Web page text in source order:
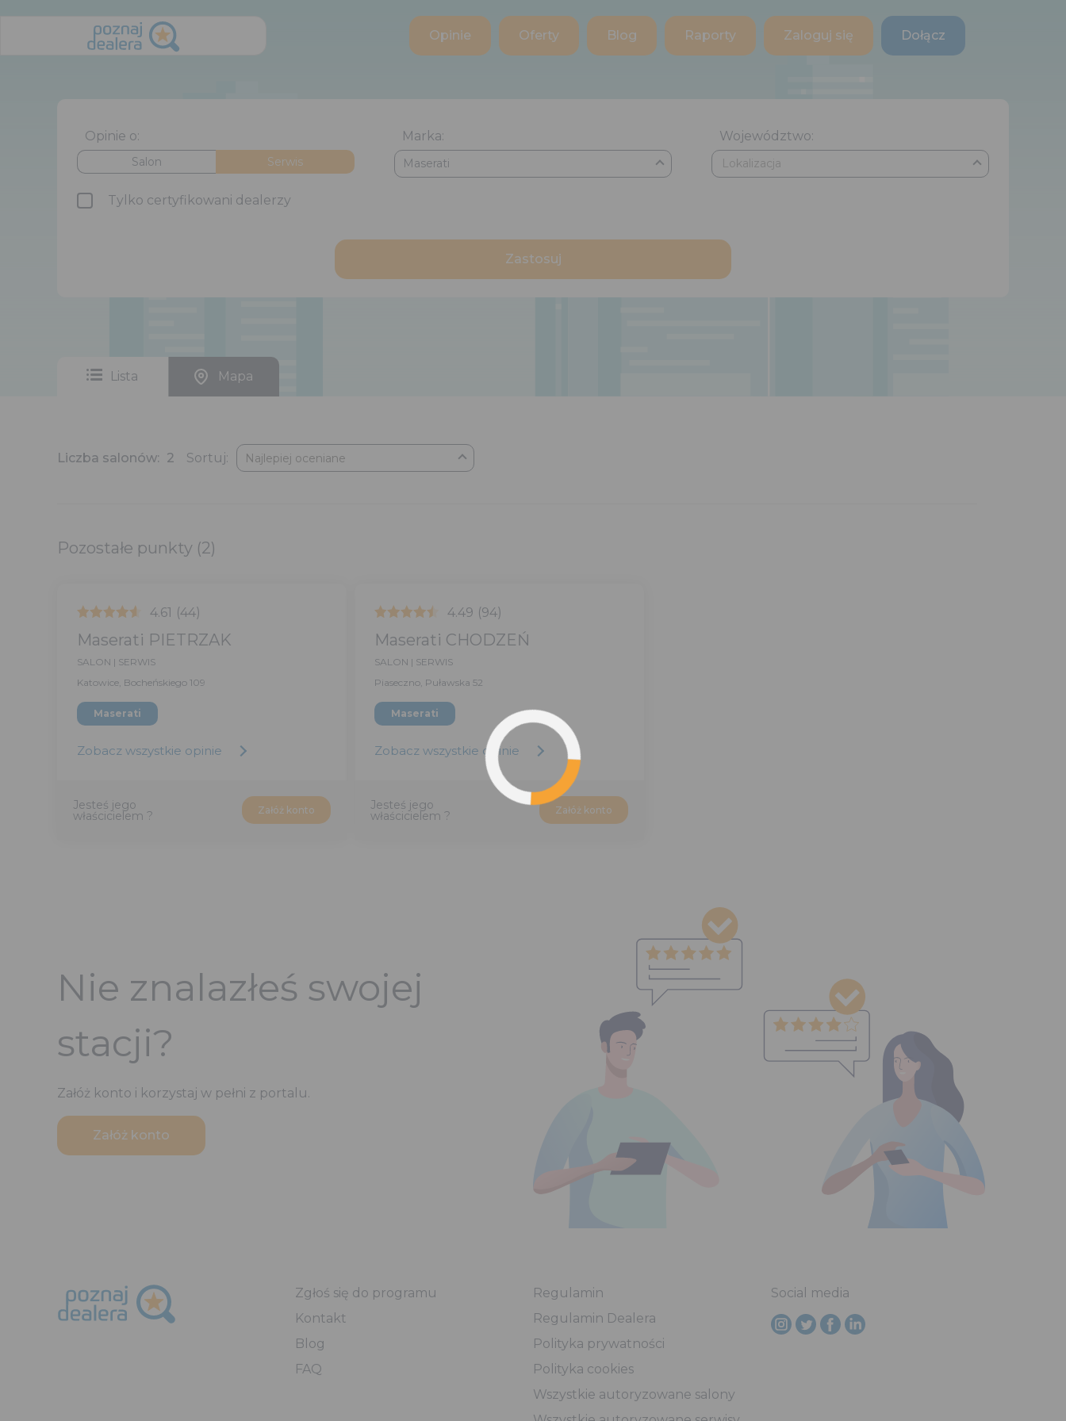
Opinie Oferty Blog Raporty Zaloguj się Dołącz
Opinie o:
Salon Serwis
Tylko certyfikowani dealerzy
Marka:
Maserati
Województwo:
Lista Mapa
Liczba salonów: 2 Sortuj: Najlepiej oceniane
Pozostałe punkty (2)
4.61 (44)
Maserati PIETRZAK
SALON | SERWIS
Katowice, Bocheńskiego 109
Maserati
Zobacz wszystkie opinie
Jesteś jego
właścicielem ? Załóż konto
4.49 (94)
Maserati CHODZEŃ
SALON | SERWIS
Piaseczno, Puławska 52
Maserati
Zobacz wszystkie opinie
Jesteś jego
właścicielem ? Załóż konto
Nie znalazłeś swojej
stacji?
Załóż konto i korzystaj w pełni z portalu.
Załóż konto
Zgłoś się do programu
Kontakt
Blog
FAQ
Regulamin
Regulamin Dealera
Polityka prywatności
Polityka cookies
Wszystkie autoryzowane salony
Social media